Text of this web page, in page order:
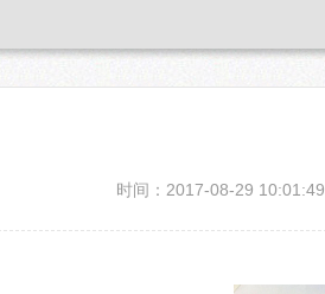
时间：2017-08-29 10:01:49